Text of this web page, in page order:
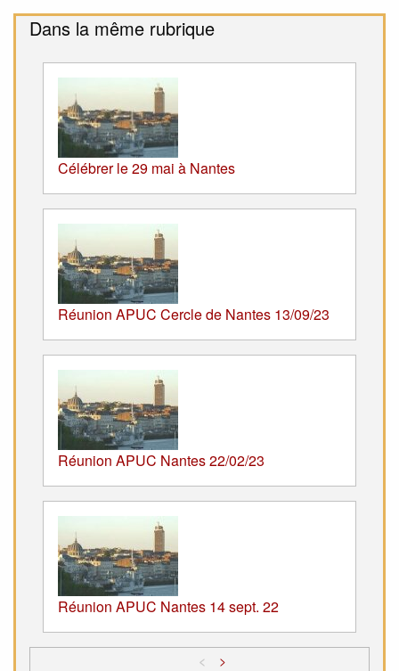
Dans la même rubrique
Célébrer le 29 mai à Nantes
Réunion APUC Cercle de Nantes 13/09/23
Réunion APUC Nantes 22/02/23
Réunion APUC Nantes 14 sept. 22
< >